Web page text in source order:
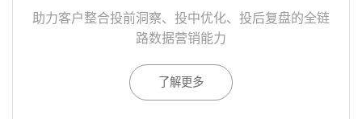
助力客户整合投前洞察、投中优化、投后复盘的全链
路数据营销能力
了解更多